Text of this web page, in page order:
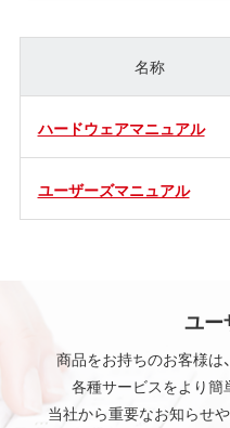
名称
ハードウェアマニュアル
ユーザーズマニュアル
ユー
商品をお持ちのお客様は
各種サービスをより簡
当社から重要なお知らせ